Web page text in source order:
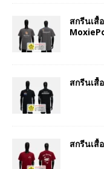
สกรีนเสื้
สกรีนเสื้
สกรีนเสื้